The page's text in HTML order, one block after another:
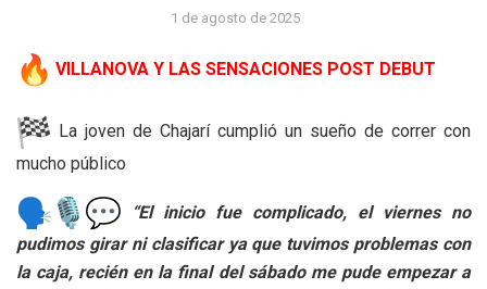
1 de agosto de 2025
VILLANOVA Y LAS SENSACIONES POST DEBUT
La joven de Chajarí cumplió un sueño de correr con
mucho público
“El inicio fue complicado, el viernes no
pudimos girar ni clasificar ya que tuvimos problemas con
la caja, recién en la final del sábado me pude empezar a